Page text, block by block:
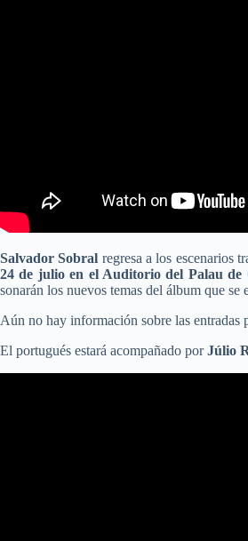
Salvador Sobral regresa a los escenarios
24 de julio en el Auditorio del Palau de
sonarán los nuevos temas del álbum que se
Aún no hay información sobre las entradas
El portugués estará acompañado porJúlio